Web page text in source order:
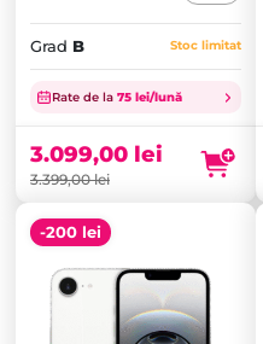
Grad B Stoc limitat
Rate de la 75 lei/lună
3.399,00lei
Prețul
inițial
fost:
3.399,00 lei.
3.099,00 lei
Prețul
este:
3.099,00 lei.
-200 lei